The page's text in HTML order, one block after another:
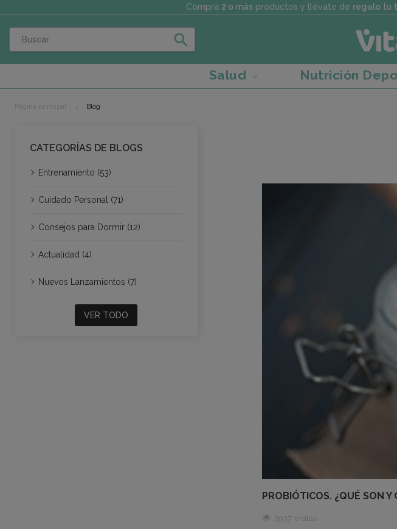
Compra 2 o másproductos y llévate de regalotu
search
Salud Nutrición
Blog
CATEGORÍAS DE BLOGS
Entrenamiento (53)
Cuidado Personal (71)
Consejos para Dormir (12)
Actualidad (4)
Nuevos Lanzamientos (7)
VER TODO
PROBIÓTICOS. ¿QUÉ SON
2937 Visitas